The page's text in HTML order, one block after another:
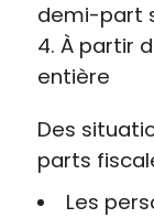
demi-part
À partir
entière
Des
parts
Les